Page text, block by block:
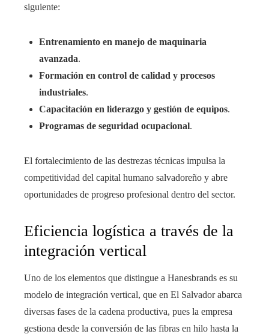
siguiente:
Entrenamiento en manejo de maquinaria
avanzada.
Formación en control de calidad y procesos
industriales.
Capacitación en liderazgo y gestión de equipos.
Programas de seguridad ocupacional.
El fortalecimiento de las destrezas técnicas impulsa la
competitividad del capital humano salvadoreño y abre
oportunidades de progreso profesional dentro del sector.
Eficiencia logística a través de la
integración vertical
Uno de los elementos que distingue a Hanesbrands es su
modelo de integración vertical, que en El Salvador abarca
diversas fases de la cadena productiva, pues la empresa
gestiona desde la conversión de las fibras en hilo hasta la